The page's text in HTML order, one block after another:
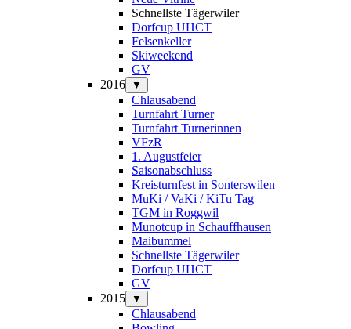
Schnellste Tägerwiler
Dorfcup UHCT
Felsenkeller
Skiweekend
GV
2016
▼
Chlausabend
Turnfahrt Turner
Turnfahrt Turnerinnen
VFzR
1. Augustfeier
Saisonabschluss
Kreisturnfest in Sonterswilen
MuKi / VaKi / KiTu Tag
TGM in Roggwil
Munotcup in Schauffhausen
Maibummel
Schnellste Tägerwiler
Dorfcup UHCT
GV
2015
▼
Chlausabend